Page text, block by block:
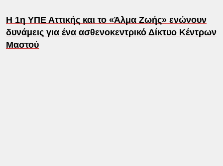
Η 1η ΥΠΕ Αττικής και το «Άλμα Ζωής» ενώνουν
δυνάμεις για ένα ασθενοκεντρικό Δίκτυο Κέντρων
Μαστού